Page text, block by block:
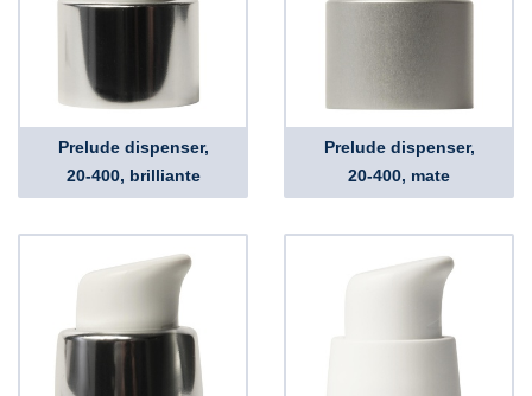
Prelude dispenser,
20-400, brilliante
Prelude dispenser,
20-400, mate